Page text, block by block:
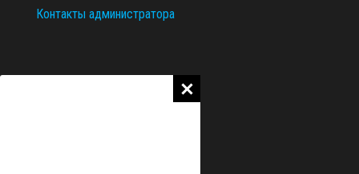
Контакты администратора